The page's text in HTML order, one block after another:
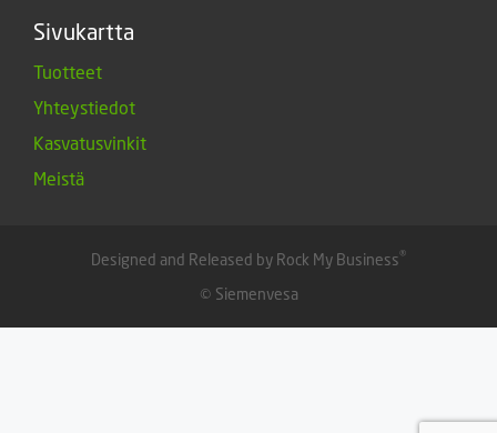
Sivukartta
Tuotteet
Yhteystiedot
Kasvatusvinkit
Meistä
Designed and Released by Rock My Business®
© Siemenvesa